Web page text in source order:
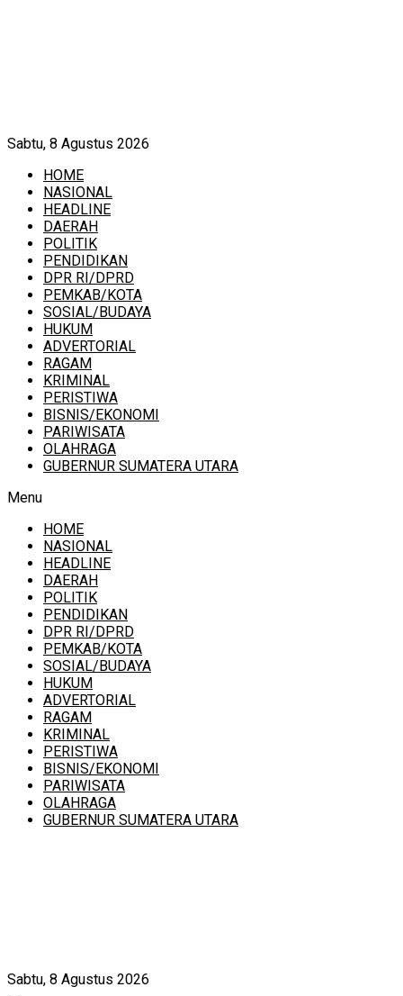
Sabtu, 8 Agustus 2026
HOME
NASIONAL
HEADLINE
DAERAH
POLITIK
PENDIDIKAN
DPR RI/DPRD
PEMKAB/KOTA
SOSIAL/BUDAYA
HUKUM
ADVERTORIAL
RAGAM
KRIMINAL
PERISTIWA
BISNIS/EKONOMI
PARIWISATA
OLAHRAGA
GUBERNUR SUMATERA UTARA
Menu
HOME
NASIONAL
HEADLINE
DAERAH
POLITIK
PENDIDIKAN
DPR RI/DPRD
PEMKAB/KOTA
SOSIAL/BUDAYA
HUKUM
ADVERTORIAL
RAGAM
KRIMINAL
PERISTIWA
BISNIS/EKONOMI
PARIWISATA
OLAHRAGA
GUBERNUR SUMATERA UTARA
Sabtu, 8 Agustus 2026